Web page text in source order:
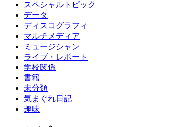
スペシャルトピック
データ
ディスコグラフィ
マルチメディア
ミュージシャン
ライブ・レポート
学校関係
書籍
未分類
気まぐれ日記
趣味